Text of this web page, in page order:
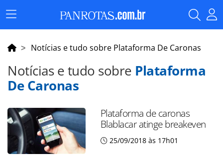
Menu
Principal
Notícias e tudo sobre Plataforma De Caronas
Notícias e tudo sobre Plataforma
De Caronas
Plataforma de caronas
Blablacar atinge breakeven
25/09/2018 às 17h01